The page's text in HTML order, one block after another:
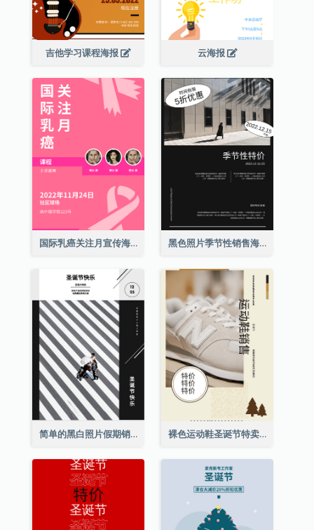
吉他学习课程海报 云海报
国际乳癌关注月宣传海报 黑色照片季节性销售海报
简单的黑白照片假期销售海报 裸色运动鞋圣诞节特卖海报